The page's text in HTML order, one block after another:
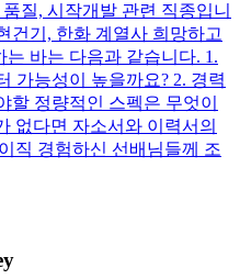
질, 시작개발 관련 직종입니
건기, 한화 계열사 희망하고
바는 다음과 같습니다. 1.
가능성이 높을까요? 2. 경력
할 정량적인 스펙은 무엇이
없다면 자소서와 이력서의
직 경험하신 선배님들께 조